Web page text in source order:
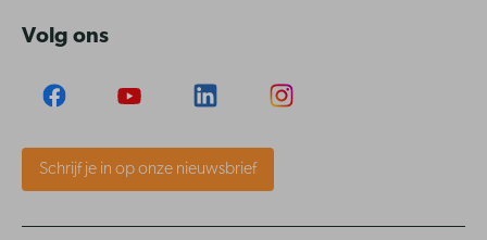
Volg ons
Schrijf je in op onze nieuwsbrief